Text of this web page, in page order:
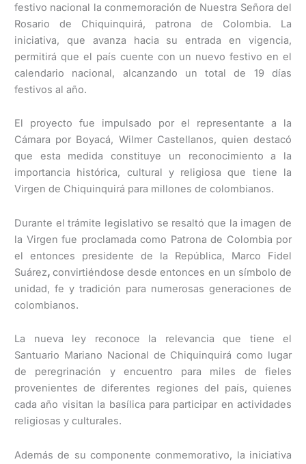
festivo nacional la conmemoración de Nuestra Señora del
Rosario de Chiquinquirá, patrona de Colombia. La
iniciativa, que avanza hacia su entrada en vigencia,
permitirá que el país cuente con un nuevo festivo en el
calendario nacional, alcanzando un total de 19 días
festivos al año.
El proyecto fue impulsado por el representante a la
Cámara por Boyacá, Wilmer Castellanos, quien destacó
que esta medida constituye un reconocimiento a la
importancia histórica, cultural y religiosa que tiene la
Virgen de Chiquinquirá para millones de colombianos.
Durante el trámite legislativo se resaltó que la imagen de
la Virgen fue proclamada como Patrona de Colombia por
el entonces presidente de la República, Marco Fidel
Suárez,convirtiéndose desde entonces en un símbolo de
unidad, fe y tradición para numerosas generaciones de
colombianos.
La nueva ley reconoce la relevancia que tiene el
Santuario Mariano Nacional de Chiquinquirá como lugar
de peregrinación y encuentro para miles de fieles
provenientes de diferentes regiones del país, quienes
cada año visitan la basílica para participar en actividades
religiosas y culturales.
Además de su componente conmemorativo, la iniciativa